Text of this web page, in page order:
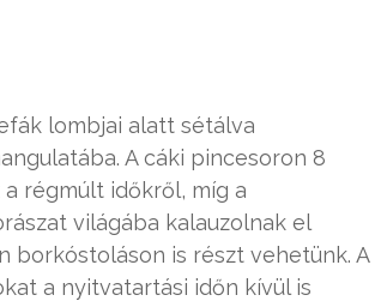
lombjai alatt sétálva
A cáki pincesoron 8
régmúlt időkről, míg a
világába kalauzolnak el
borkóstoláson is részt vehetünk. A
a nyitvatartási időn kívül is